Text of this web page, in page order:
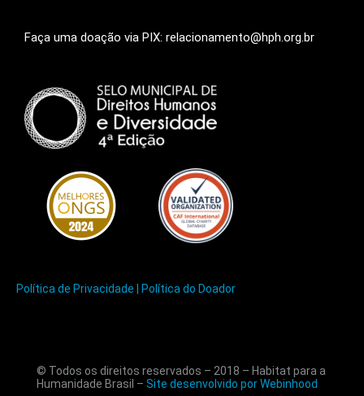
Faça uma doação via PIX: relacionamento@hph.org.br
Política de Privacidade | Política do Doador
© Todos os direitos reservados – 2018 – Habitat para a
Humanidade Brasil – Site desenvolvido por Webinhood